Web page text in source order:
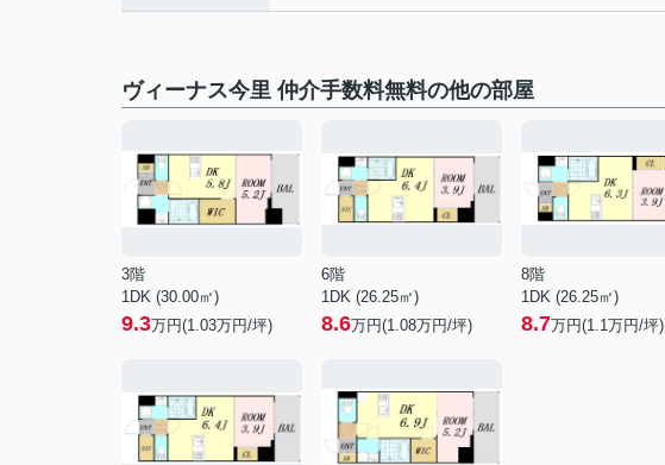
ヴィーナス今里 仲介手数料無料の他の部屋
3階
1DK (30.00㎡)
9.3万円(1.03万円/坪)
6階
1DK (26.25㎡)
8.6万円(1.08万円/坪)
8階
1DK (26.25㎡)
8.7万円(1.1万円/坪)